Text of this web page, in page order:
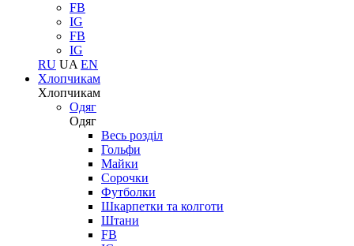
FB
IG
FB
IG
RU UA EN
Хлопчикам
Хлопчикам
Одяг
Одяг
Весь розділ
Гольфи
Майки
Сорочки
Футболки
Шкарпетки та колготи
Штани
FB